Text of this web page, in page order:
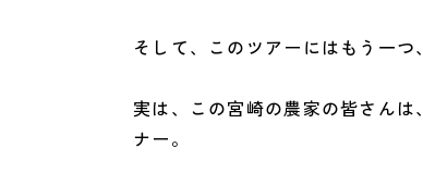
そして、このツアーにはもう一つ
実は、この宮崎の農家の皆さん
ナー。